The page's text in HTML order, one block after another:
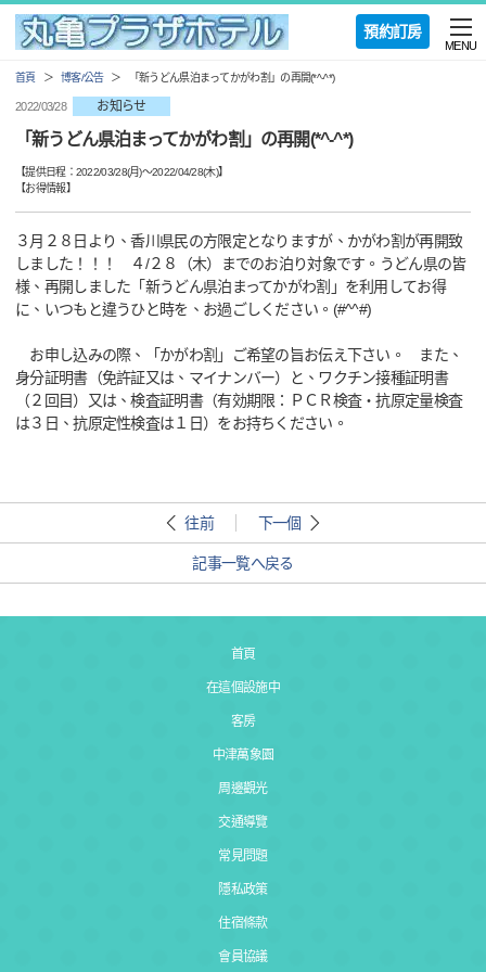
預約訂房
MENU
首頁 博客/公告 「新うどん県泊まってかがわ割」の再開(*^-^*)
2022/03/28 お知らせ
「新うどん県泊まってかがわ割」の再開(*^-^*)
【提供日程： 2022/03/28(月)〜2022/04/28(木)】
【お得情報】
３月２８日より、香川県民の方限定となりますが、かがわ割が再開致
しました！！！ ４/２８（木）までのお泊り対象です。うどん県の皆
様、再開しました「新うどん県泊まってかがわ割」を利用してお得
に、いつもと違うひと時を、お過ごしください。(#^^#)
お申し込みの際、「かがわ割」ご希望の旨お伝え下さい。 また、
身分証明書（免許証又は、マイナンバー）と、ワクチン接種証明書
（２回目）又は、検査証明書（有効期限：ＰＣＲ検査・抗原定量検査
は３日、抗原定性検査は１日）をお持ちください。
往前 下一個
記事一覧へ戻る
首頁
在這個設施中
客房
中津萬象園
周邊觀光
交通導覽
常見問題
隱私政策
住宿條款
會員協議